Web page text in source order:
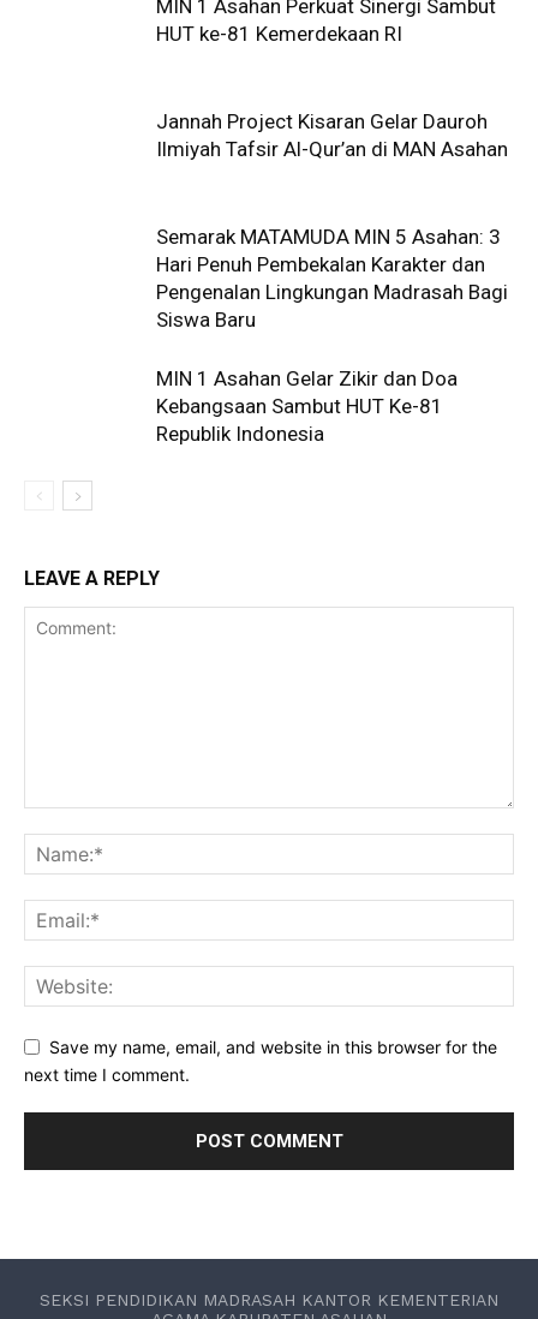
MIN 1 Asahan Perkuat Sinergi Sambut
HUT ke-81 Kemerdekaan RI
Jannah Project Kisaran Gelar Dauroh
Ilmiyah Tafsir Al-Qur’an di MAN Asahan
Semarak MATAMUDA MIN 5 Asahan: 3
Hari Penuh Pembekalan Karakter dan
Pengenalan Lingkungan Madrasah Bagi
Siswa Baru
MIN 1 Asahan Gelar Zikir dan Doa
Kebangsaan Sambut HUT Ke-81
Republik Indonesia
LEAVE A REPLY
Save my name, email, and website in this browser for the
next time I comment.
SEKSI PENDIDIKAN MADRASAH KANTOR KEMENTERIAN